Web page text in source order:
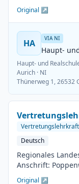
Original ↗
HA VIA NI
Haupt-
Haupt- und
Aurich · NI
Thünerweg 1, 26532
Vertretungslehrkraft
Deutsch
Regionales
Anschrift:
Original ↗